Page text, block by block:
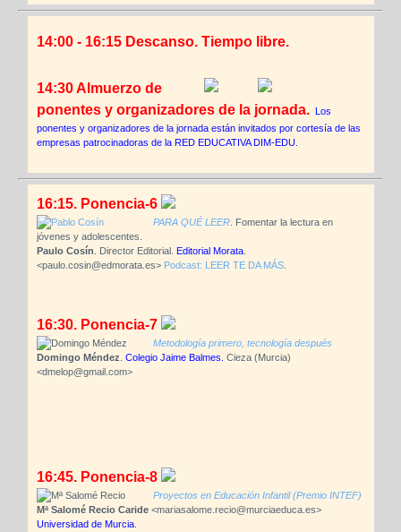
14:00 - 16:15 Descanso. Tiempo libre.
14:30 Almuerzo de
ponentes y organizadores de la jornada. Los
ponentes y organizadores de la jornada están invitados por cortesía de las
empresas patrocinadoras de la RED EDUCATIVA DIM-EDU.
16:15. Ponencia-6
PARA QUÉ LEER. Fomentar la lectura en
jóvenes y adolescentes.
Paulo Cosín . Director Editorial. Editorial Morata.
<paulo.cosin@edmorata.es> Podcast: LEER TE DA MÁS.
16:30. Ponencia-7
Metodología primero, tecnología después
Domingo Méndez Colegio Jaime Balmes. Cieza (Murcia)
<dmelop@gmail.com>
16:45. Ponencia-8
Proyectos en Educación Infantil (Premio INTEF)
Mª Salomé Recio Caride<mariasalome.recio@murciaeduca.es>
Universidad de Murcia.